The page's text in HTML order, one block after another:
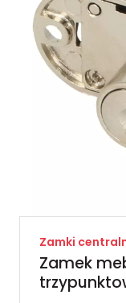
Zamki
Zamek